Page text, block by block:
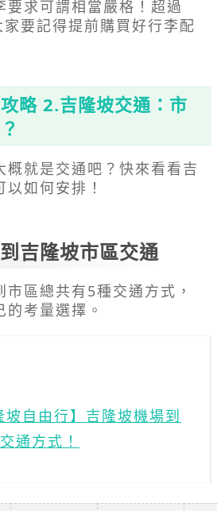
要求可謂相當嚴格！超過
要記得提前購買好行李配
略 2.吉隆坡交通：市
概就是交通吧？快來看看吉
如何安排！
吉隆坡市區交通
區總共有5種交通方式，
考量選擇。
坡自由行】吉隆坡機場到
通方式！